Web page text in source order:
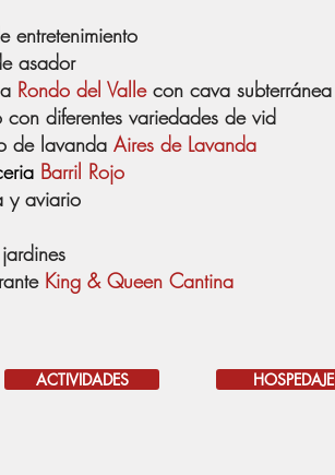
entretenimiento
asador
Rondo del Vallecon cava subterránea
con diferentes variedades de vid
de lavandaAires de Lavanda
Barril Rojo
y aviario
King & Queen Cantina
ACTIVIDADES HOSPEDAJE